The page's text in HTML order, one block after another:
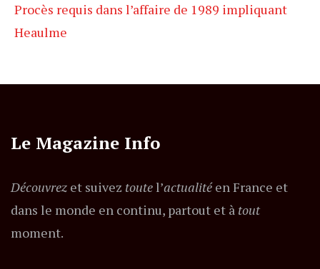
Procès requis dans l’affaire de 1989 impliquant
Heaulme
Le Magazine Info
Découvrez et suivez toutel’actualitéen France et
dans le monde en continu, partout et à tout
moment.